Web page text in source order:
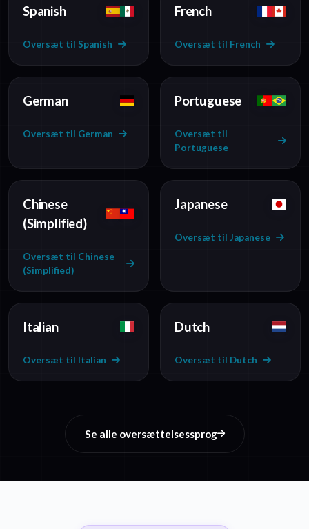
Spanish
Oversæt til Spanish
French
Oversæt til French
German
Oversæt til German
Portuguese
Oversæt til
Portuguese
Chinese
(Simplified)
Oversæt til Chinese
(Simplified)
Japanese
Oversæt til Japanese
Italian
Oversæt til Italian
Dutch
Oversæt til Dutch
Se alle oversættelsessprog